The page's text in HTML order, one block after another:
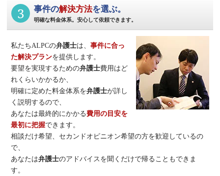
3 事件の解決方法を選ぶ。
明確な料金体系。安心して依頼できます。
私たちALPCの弁護士は、事件に合っ
た解決プランを提供します。
要望を実現するための弁護士費用はど
れくらいかかるか、
明確に定めた料金体系を弁護士が詳し
く説明するので、
あなたは最終的にかかる費用の目安を
最初に把握できます。
相談だけ希望、セカンドオピニオン希望の方を歓迎しているの
で、
あなたは弁護士のアドバイスを聞くだけで帰ることもできま
す。